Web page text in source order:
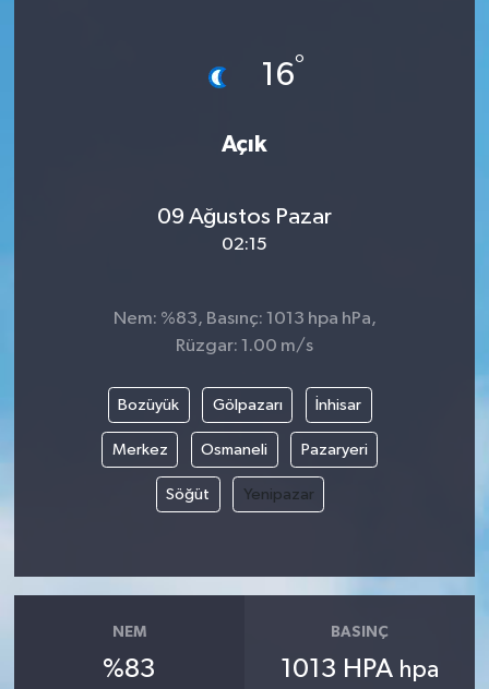
16°
Açık
09 Ağustos Pazar
02:15
Nem: %83, Basınç: 1013 hpa hPa,
Rüzgar: 1.00 m/s
Bozüyük Gölpazarı İnhisar
Merkez Osmaneli Pazaryeri
Söğüt Yenipazar
NEM
%83
BASINÇ
1013 HPA hpa